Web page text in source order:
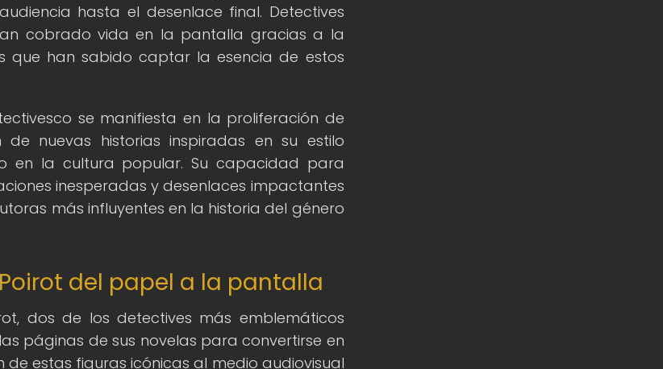
hasta el desenlace final. Detectives
cobrado vida en la pantalla gracias a la
que han sabido captar la esencia de estos
se manifiesta en la proliferación de
nuevas historias inspiradas en su estilo
en la cultura popular. Su capacidad para
inesperadas y desenlaces impactantes
más influyentes en la historia del género
del papel a la pantalla
dos de los detectives más emblemáticos
páginas de sus novelas para convertirse en
estas figuras icónicas al medio audiovisual